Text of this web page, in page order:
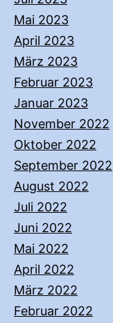
Mai 2023
April 2023
März 2023
Februar 2023
Januar 2023
November 2022
Oktober 2022
September 2022
August 2022
Juli 2022
Juni 2022
Mai 2022
April 2022
März 2022
Februar 2022